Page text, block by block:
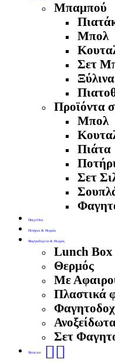
Μπαμπού
Μπολ
Σετ
Προϊόντα
Μπολ
Πιάτα
Σετ
Παιχνίδια
Ποτήρια & Θερμός
Φαγητοδοχεία & Θερμός
Lunch Box
Θερμός
Με
Πλαστικά
Σετ
Skincare 🧖‍♀️